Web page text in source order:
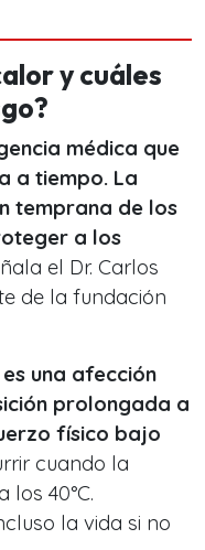
y cuáles
médica que
a tiempo. La
temprana de los
a los
el Dr. Carlos
de la fundación
es una afección
prolongada a
físico bajo
cuando la
40°C.
la vida si no